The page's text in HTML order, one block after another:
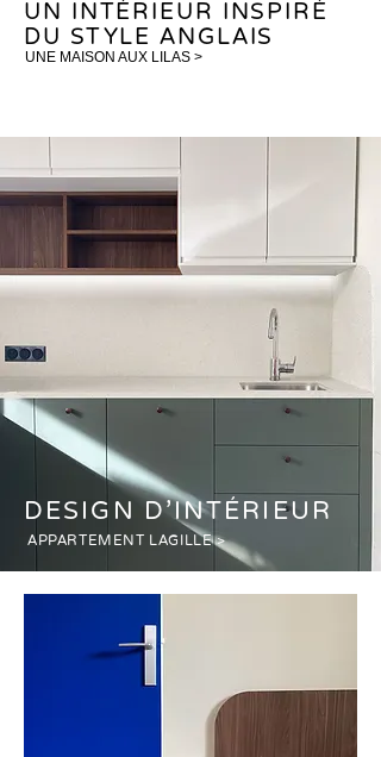
UNE MAISON AUX LILAS >
UN INTÉRIEUR INSPIRÉ
DU STYLE ANGLAIS
APPARTEMENT LAGILLE >
DESIGN D'INTÉRIEUR